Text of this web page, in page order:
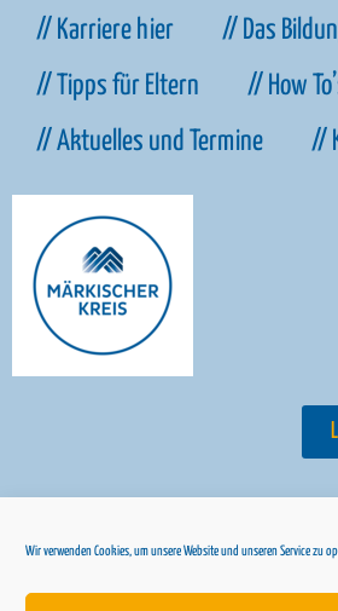
Wir verwenden Cookies, um unsere Website und unseren Service zu
// Praxisportal
// Nach der
// Karriere hier
// Das
// Tipps für Eltern
// How
// Aktuelles und Termine